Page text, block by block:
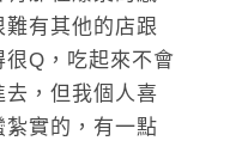
有其他的店跟
Q，吃起來不會
，但我個人喜
實的，有一點